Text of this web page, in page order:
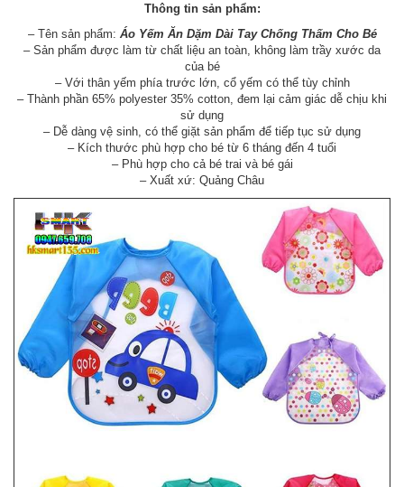
Thông tin sản phẩm:
– Tên sản phẩm: Áo Yếm Ăn Dặm Dài Tay Chống Thấm Cho Bé
– Sản phẩm được làm từ chất liệu an toàn, không làm trầy xước da
của bé
– Với thân yếm phía trước lớn, cổ yếm có thể tùy chỉnh
– Thành phần 65% polyester 35% cotton, đem lại cảm giác dễ chịu khi
sử dụng
– Dễ dàng vệ sinh, có thể giặt sản phẩm để tiếp tục sử dụng
– Kích thước phù hợp cho bé từ 6 tháng đến 4 tuổi
– Phù hợp cho cả bé trai và bé gái
– Xuất xứ: Quảng Châu